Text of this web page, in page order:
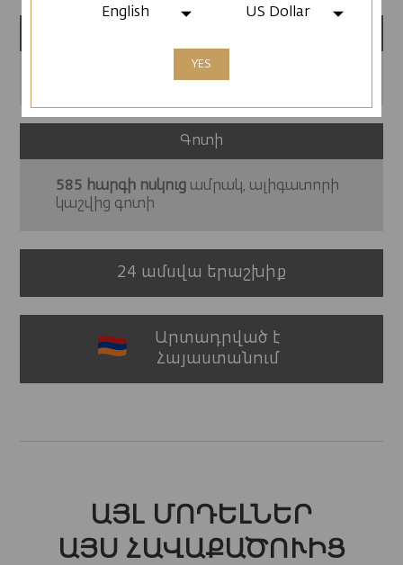
Հատուկ փայտյա նվերի տուփ
Գոտի
585 հարգի ոսկուց ամրակ, ալիգատորի
կաշվից գոտի
24 ամսվա երաշխիք
Արտադրված է
Հայաստանում
ԱՅԼ ՄՈԴԵԼՆԵՐ
ԱՅՍ ՀԱՎԱՔԱԾՈՒԻՑ
English US Dollar
YES